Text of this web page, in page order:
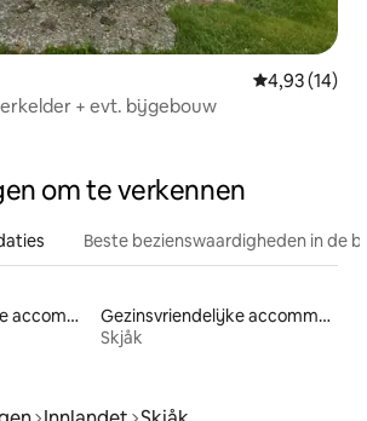
Gemiddelde
4,93 (14)
+ evt. bijgebouw
om te verkennen
Beste bezienswaardigheden in de
Huisdiervriendelijke accommodaties
Gezinsvriendelijke accommodaties
Skjåk